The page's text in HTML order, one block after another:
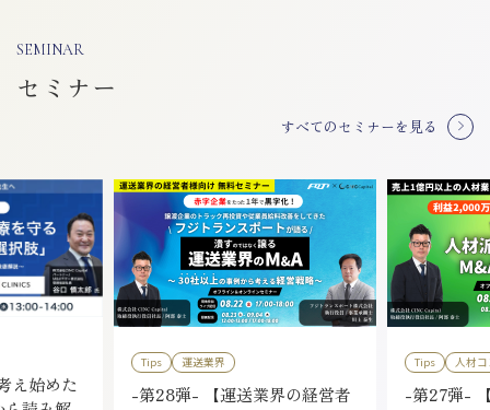
SEMINAR
セミナー
すべてのセミナーを見る
え始めた
Tips 運送業界
-第28弾- 【運送業界の経営者
Tips 人材
-第27弾-